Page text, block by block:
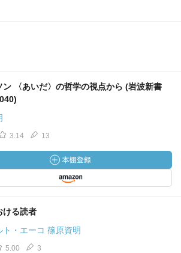
ン 〈あいだ〉の哲学の視点から (岩波新書
3.14 13
ける読者
ト・エーコ 篠原資明
5.00 3